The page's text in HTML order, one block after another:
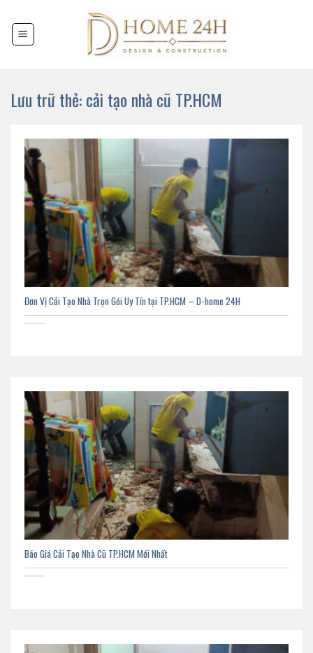
đến
nội
Lưu trữ thẻ:cải tạo nhà cũ TP.HCM
Đơn Vị Cải Tạo Nhà Trọn Gói Uy Tín tại TP.HCM – D-home 24H
Báo Giá Cải Tạo Nhà Cũ TP.HCM Mới Nhất